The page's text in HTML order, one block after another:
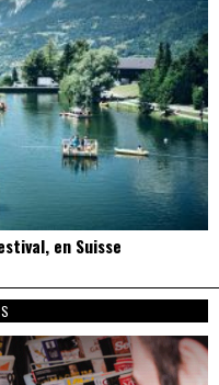
en Suisse